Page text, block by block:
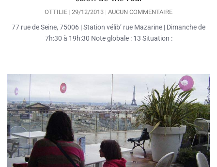
OTTILIE 29/12/2013 AUCUN COMMENTAIRE
77 rue de Seine, 75006 | Station vélib’ rue Mazarine | Dimanche de
7h:30 à 19h:30 Note globale : 13 Situation :